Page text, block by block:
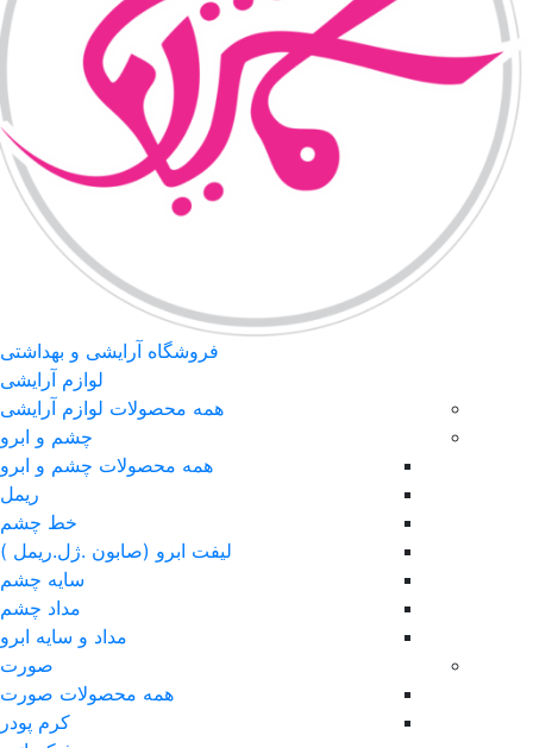
فروشگاه آرایشی و بهداشتی
لوازم آرایشی
همه محصولات لوازم آرایشی
چشم و ابرو
همه محصولات چشم و ابرو
ریمل
خط چشم
لیفت ابرو (صابون .ژل.ریمل )
سایه چشم
مداد چشم
مداد و سایه ابرو
صورت
همه محصولات صورت
کرم پودر